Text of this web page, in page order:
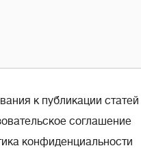
к публикации статей
соглашение
конфиденциальности